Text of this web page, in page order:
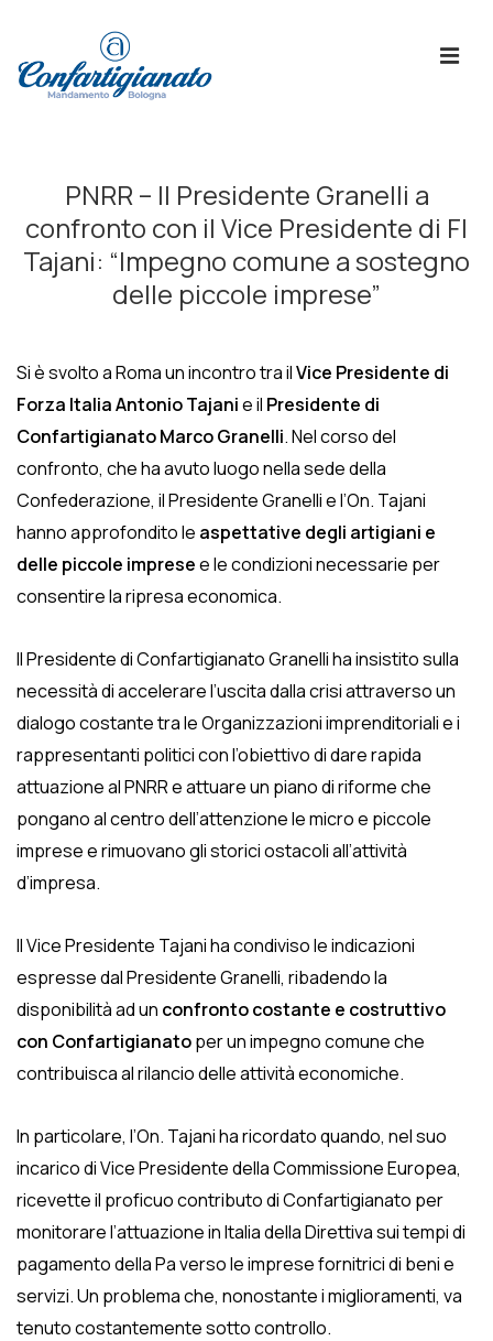
Principale
PNRR – Il Presidente Granelli a
confronto con il Vice Presidente di FI
Tajani: “Impegno comune a sostegno
delle piccole imprese”
Si è svolto a Roma un incontro tra ilVice Presidente di
Forza Italia Antonio Tajanie il Presidente di
Confartigianato Marco Granelli. Nel corso del
confronto, che ha avuto luogo nella sede della
Confederazione, il Presidente Granelli e l’On. Tajani
hanno approfonditole aspettative degli artigiani e
delle piccole impresee le condizioni necessarie per
consentire la ripresa economica.
Il Presidente di Confartigianato Granelli ha insistito sulla
necessità di accelerare l’uscita dalla crisi attraverso un
dialogo costante tra le Organizzazioni imprenditoriali e i
rappresentanti politici con l’obiettivo di dare rapida
attuazione al PNRR e attuare un piano di riforme che
pongano al centro dell’attenzione le micro e piccole
imprese e rimuovano gli storici ostacoli all’attività
d’impresa.
Il Vice Presidente Tajani ha condiviso le indicazioni
espresse dal Presidente Granelli, ribadendo la
disponibilità ad un confronto costante e costruttivo
con Confartigianatoper un impegno comune che
contribuisca al rilancio delle attività economiche.
In particolare, l’On. Tajani ha ricordato quando, nel suo
incarico di Vice Presidente della Commissione Europea,
ricevette il proficuo contributo di Confartigianato per
monitorare l’attuazione in Italia della Direttiva sui tempi di
pagamento della Pa verso le imprese fornitrici di beni e
servizi. Un problema che, nonostante i miglioramenti, va
tenuto costantemente sotto controllo.